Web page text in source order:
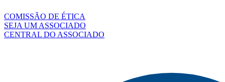
COMISSÃO DE ÉTICA
SEJA UM ASSOCIADO
CENTRAL DO ASSOCIADO